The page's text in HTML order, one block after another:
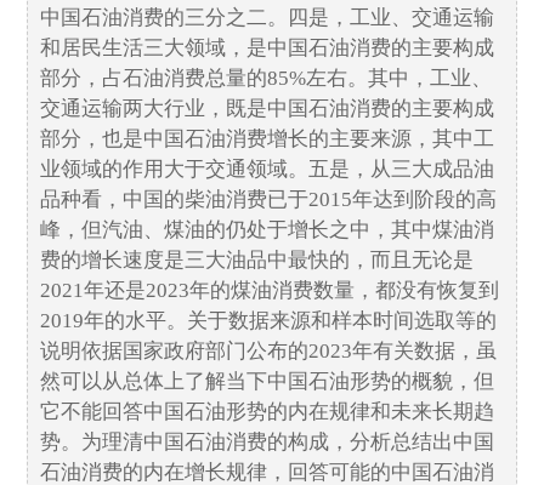
中国石油消费的三分之二。四是，工业、交通运输
和居民生活三大领域，是中国石油消费的主要构成
部分，占石油消费总量的85%左右。其中，工业、
交通运输两大行业，既是中国石油消费的主要构成
部分，也是中国石油消费增长的主要来源，其中工
业领域的作用大于交通领域。五是，从三大成品油
品种看，中国的柴油消费已于2015年达到阶段的高
峰，但汽油、煤油的仍处于增长之中，其中煤油消
费的增长速度是三大油品中最快的，而且无论是
2021年还是2023年的煤油消费数量，都没有恢复到
2019年的水平。关于数据来源和样本时间选取等的
说明依据国家政府部门公布的2023年有关数据，虽
然可以从总体上了解当下中国石油形势的概貌，但
它不能回答中国石油形势的内在规律和未来长期趋
势。为理清中国石油消费的构成，分析总结出中国
石油消费的内在增长规律，回答可能的中国石油消